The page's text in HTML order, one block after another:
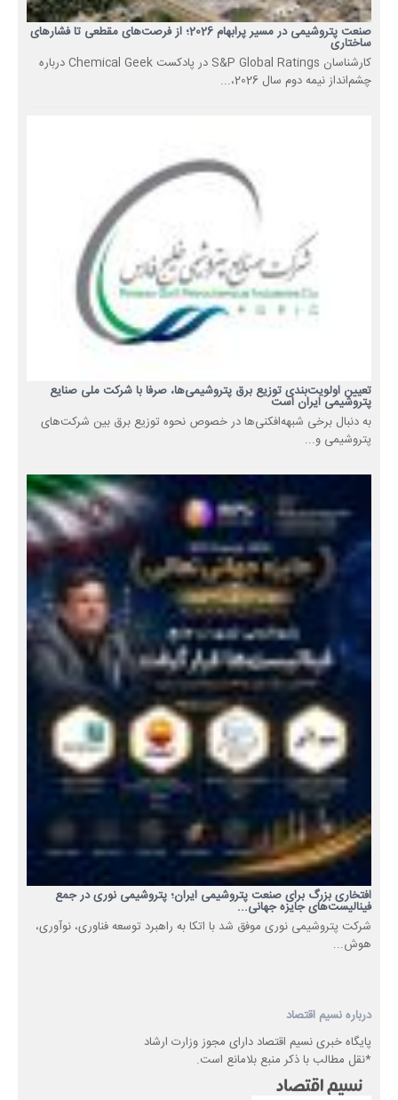
صنعت پتروشیمی در مسیر پرابهام 2026؛ از فرصت‌های مقطعی تا فشارهای
ساختاری
کارشناسان S&P Global Ratings در پادکست Chemical Geek درباره
چشم‌انداز نیمه دوم سال 2026،...
تعیین اولویت‌بندی توزیع برق پتروشیمی‌ها، صرفا با شرکت ملی صنایع
پتروشیمی ایران است
به دنبال برخی شبهه‌افکنی‌ها در خصوص نحوه توزیع برق بین شرکت‌های
پتروشیمی و...
افتخاری بزرگ برای صنعت پتروشیمی ایران؛ پتروشیمی نوری در جمع
فینالیست‌های جایزه جهانی...
شرکت پتروشیمی نوری موفق شد با اتکا به راهبرد توسعه فناوری، نوآوری،
هوش...
درباره نسیم اقتصاد
پایگاه خبری نسیم اقتصاد دارای مجوز وزارت ارشاد
*نقل مطالب با ذکر منبع بلامانع است.